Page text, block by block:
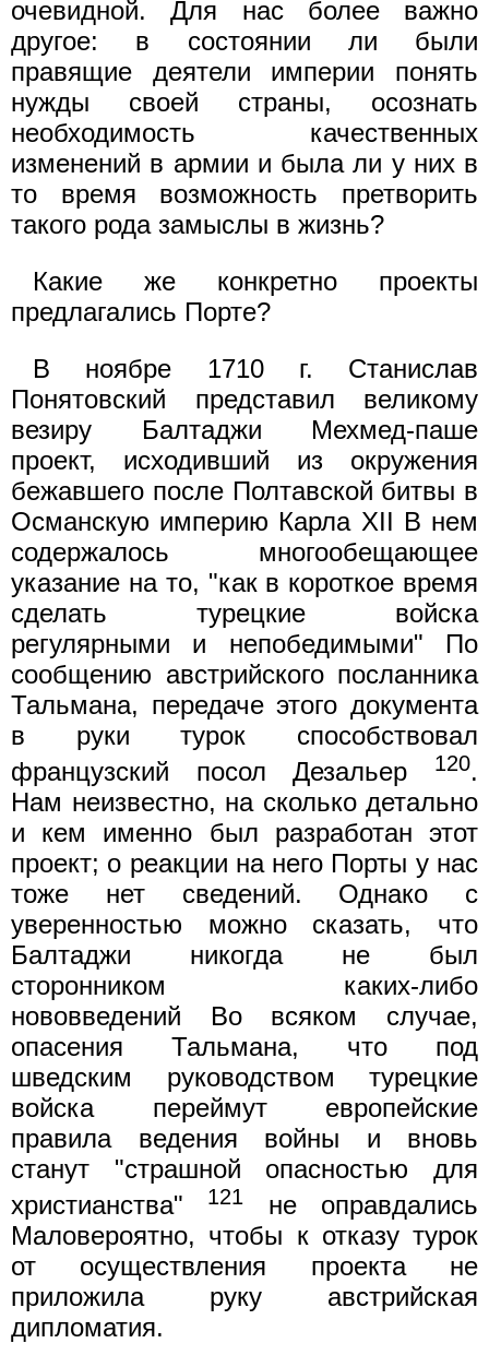
очевидной. Для нас более важно
другое: в состоянии ли были
правящие деятели империи понять
нужды своей страны, осознать
необходимость качественных
изменений в армии и была ли у них в
то время возможность претворить
такого рода замыслы в жизнь?
Какие же конкретно проекты
предлагались Порте?
В ноябре 1710 г. Станислав
Понятовский представил великому
везиру Балтаджи Мехмед-паше
проект, исходивший из окружения
бежавшего после Полтавской битвы в
Османскую империю Карла XII В нем
содержалось многообещающее
указание на то, "как в короткое время
сделать турецкие войска
регулярными и непобедимыми" По
сообщению австрийского посланника
Тальмана, передаче этого документа
в руки турок способствовал
французский посол Дезальер
120.
Нам неизвестно, на сколько детально
и кем именно был разработан этот
проект; о реакции на него Порты у нас
тоже нет сведений. Однако с
уверенностью можно сказать, что
Балтаджи никогда не был
сторонником каких-либо
нововведений Во всяком случае,
опасения Тальмана, что под
шведским руководством турецкие
войска переймут европейские
правила ведения войны и вновь
станут "страшной опасностью для
христианства"
121
не оправдались
Маловероятно, чтобы к отказу турок
от осуществления проекта не
приложила руку австрийская
дипломатия.